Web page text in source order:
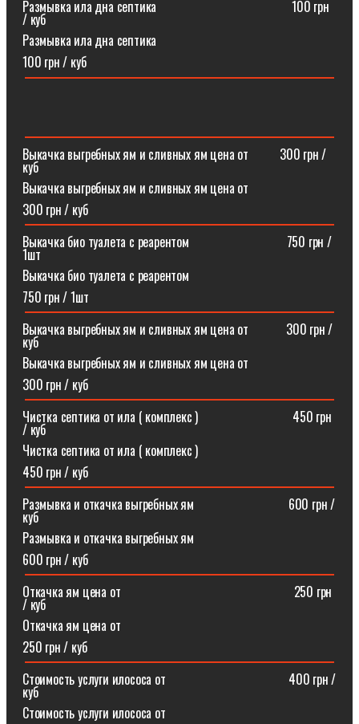
Размывка ила дна септика ⠀⠀⠀⠀⠀⠀⠀⠀⠀⠀⠀⠀⠀⠀100 грн
/ куб
Размывка ила дна септика
100 грн / куб
Выкачка выгребных ям и сливных ям цена от ⠀⠀⠀300 грн /
куб
Выкачка выгребных ям и сливных ям цена от
300 грн / куб
Выкачка био туалета с реарентом ⠀⠀⠀⠀⠀⠀⠀⠀⠀⠀750 грн /
1шт
Выкачка био туалета с реарентом
750 грн / 1шт
Выкачка выгребных ям и сливных ям цена от⠀⠀⠀⠀300 грн /
куб
Выкачка выгребных ям и сливных ям цена от
300 грн / куб
Чистка септика от ила ( комплекс )⠀⠀⠀⠀⠀⠀⠀⠀⠀⠀450 грн
/ куб
Чистка септика от ила ( комплекс )
450 грн / куб
Размывка и откачка выгребных ям⠀⠀⠀⠀⠀⠀⠀⠀⠀⠀600 грн /
куб
Размывка и откачка выгребных ям
600 грн / куб
Откачка ям цена от ⠀⠀⠀⠀⠀⠀⠀⠀⠀⠀⠀⠀⠀⠀⠀⠀⠀⠀250 грн
/ куб
Откачка ям цена от
250 грн / куб
Стоимость услуги илососа от⠀⠀⠀⠀⠀⠀⠀⠀⠀⠀⠀⠀⠀400 грн /
куб
Стоимость услуги илососа от